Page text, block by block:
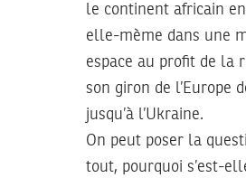
le continent africain
elle-mème dans une
espace au profit de la
son giron de l’Europe
jusqu’à l’Ukraine.
On peut poser la
tout, pourquoi s’est-